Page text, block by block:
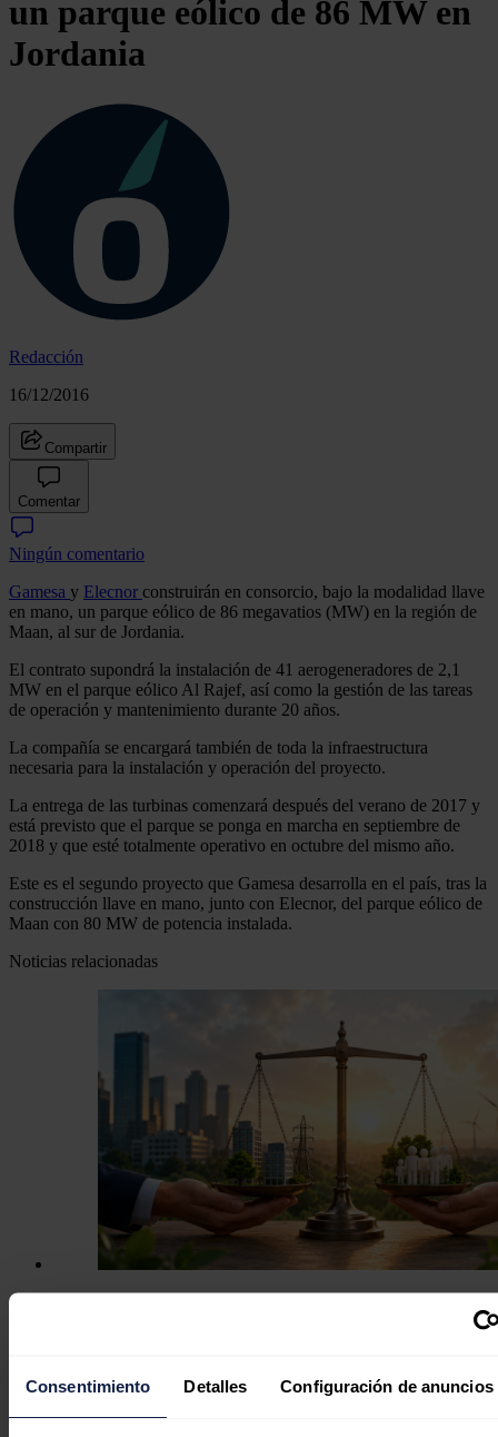
Consentimiento Detalles Configuración de anuncios
un parque eólico de 86 MW en
Jordania
Redacción
16/12/2016
Compartir
Comentar
Ningún comentario
Gamesa y Elecnor construirán en consorcio, bajo la modalidad llave
en mano, un parque eólico de 86 megavatios (MW) en la región de
Maan, al sur de Jordania.
El contrato supondrá la instalación de 41 aerogeneradores de 2,1
MW en el parque eólico Al Rajef, así como la gestión de las tareas
de operación y mantenimiento durante 20 años.
La compañía se encargará también de toda la infraestructura
necesaria para la instalación y operación del proyecto.
La entrega de las turbinas comenzará después del verano de 2017 y
está previsto que el parque se ponga en marcha en septiembre de
2018 y que esté totalmente operativo en octubre del mismo año.
Este es el segundo proyecto que Gamesa desarrolla en el país, tras la
construcción llave en mano, junto con Elecnor, del parque eólico de
Maan con 80 MW de potencia instalada.
Noticias relacionadas
Javier Colón06/08/2026